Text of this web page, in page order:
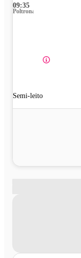
09:35
Poltrona
Semi-leito